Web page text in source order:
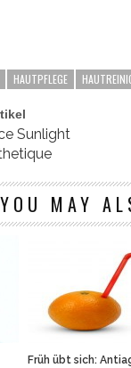
HAUTPFLEGE
Sunlight
YOU MAY
Früh übt sich: